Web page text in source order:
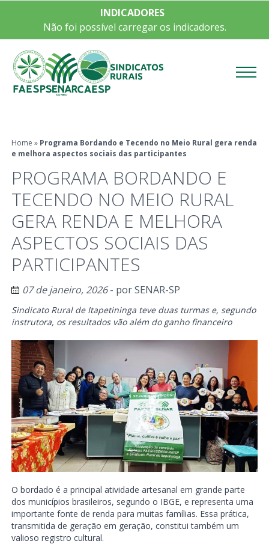
INDICADORES
Não foi possível carregar os indicadores.
Home » Programa Bordando e Tecendo no Meio Rural gera renda
e melhora aspectos sociais das participantes
PROGRAMA BORDANDO E
TECENDO NO MEIO RURAL
GERA RENDA E MELHORA
ASPECTOS SOCIAIS DAS
PARTICIPANTES
07 de janeiro, 2026- porSENAR-SP
Sindicato Rural de Itapetininga teve duas turmas e, segundo
instrutora, os resultados vão além do ganho financeiro
O bordado é a principal atividade artesanal em grande parte
dos municípios brasileiros, segundo o IBGE, e representa uma
importante fonte de renda para muitas famílias. Essa prática,
transmitida de geração em geração, constitui também um
valioso registro cultural.